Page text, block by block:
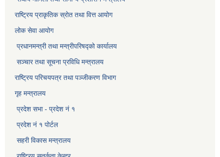
राष्ट्रिय प्राकृतिक स्राेत तथा वित्त आयोग
लोक सेवा आयोग
प्रधानमन्त्री तथा मन्त्रीपरिषद्को कार्यालय
सञ्‍चार तथा सूचना प्रविधि मन्त्रालय
राष्ट्रिय परिचयपत्र तथा पञ्जीकरण विभाग​
गृह मन्त्रालय
प्रदेश सभा - प्रदेश नं १
प्रदेश नं १ पोर्टल
सहरी विकास मन्त्रालय